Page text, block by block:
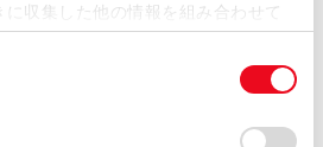
収集した他の情報を組み合わせて
当ウェブサイトの使用を続行する
クッキー)が保存されることに同